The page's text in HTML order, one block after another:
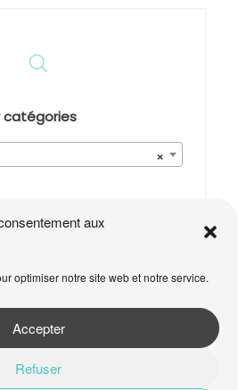
aux
optimiser notre site web et notre service.
Accepter
Refuser
catégories
×